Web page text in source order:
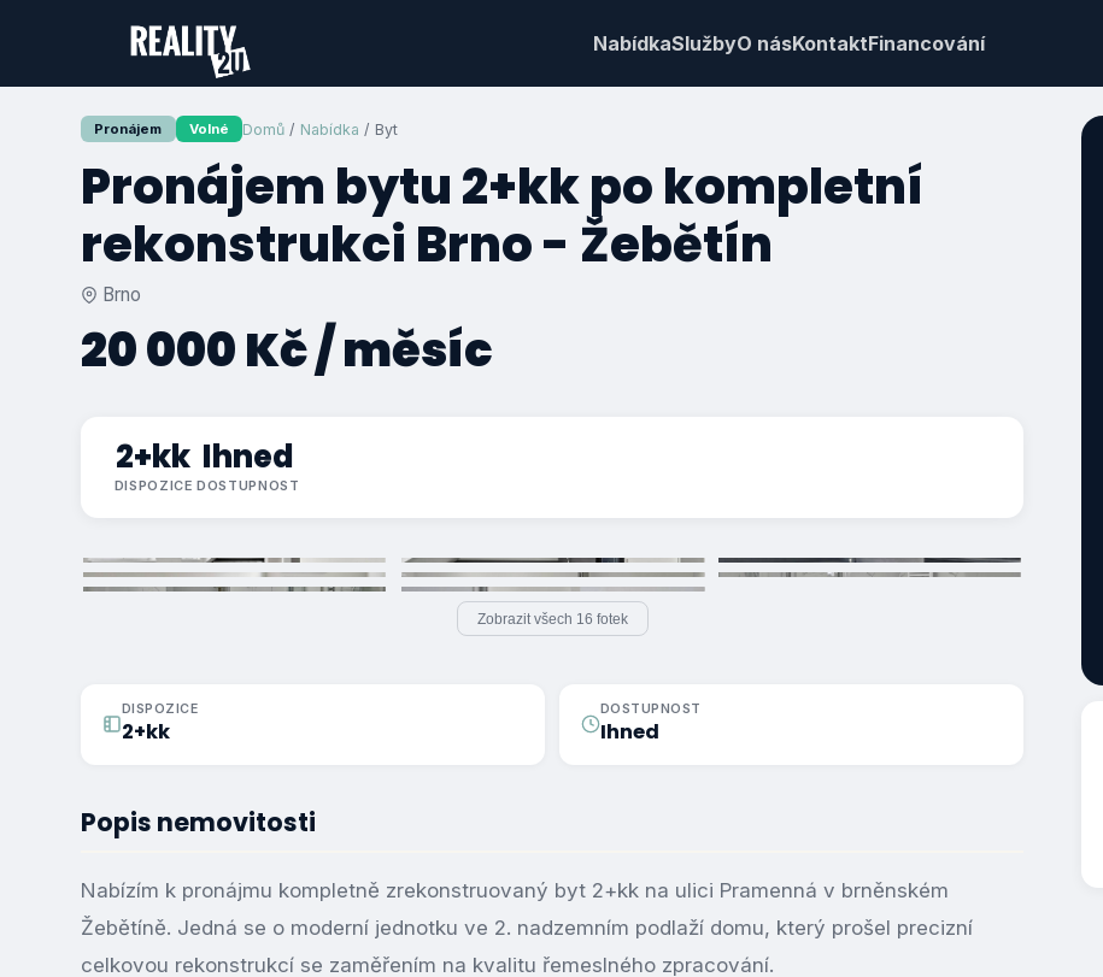
NabídkaSlužbyO násKontaktFinancování
Pronájem Volné Domů/ Nabídka / Byt
Pronájem bytu 2+kk po kompletní
rekonstrukci Brno - Žebětín
Brno
20 000 Kč / měsíc
2+kk
DISPOZICE
Ihned
DOSTUPNOST
Zobrazit všech 16 fotek
DISPOZICE
2+kk
DOSTUPNOST
Ihned
Popis nemovitosti
Nabízím k pronájmu kompletně zrekonstruovaný byt 2+kk na ulici Pramenná v brněnském
Žebětíně. Jedná se o moderní jednotku ve 2. nadzemním podlaží domu, který prošel precizní
celkovou rekonstrukcí se zaměřením na kvalitu řemeslného zpracování.